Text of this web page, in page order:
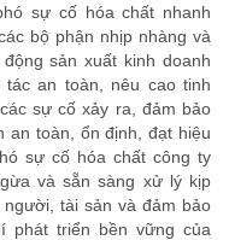
sự cố hóa chất nhanh
bộ phận nhịp nhàng và
sản xuất kinh doanh
an toàn, nêu cao tinh
sự cố xảy ra, đảm bảo
an toàn, ổn định, đạt hiệu
sự cố hóa chất công ty
và sẵn sàng xử lý kịp
tài sản và đảm bảo
phát triển bền vững của